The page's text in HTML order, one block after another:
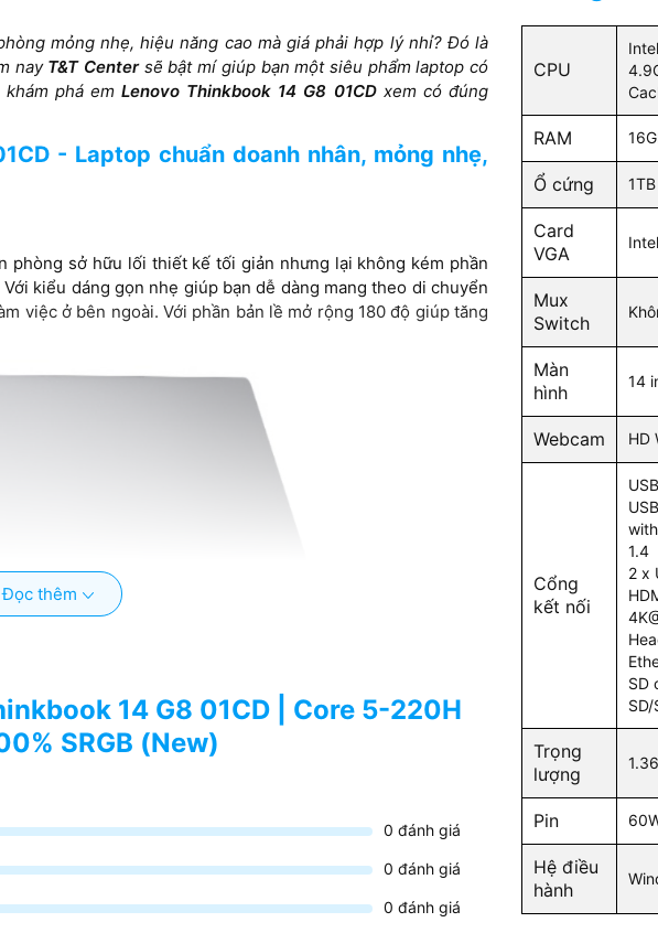
AMD Radeon™ 860M AMD Radeon™ 680M
mỏng nhẹ, hiệu năng cao mà giá phải hợp lý nhỉ? Đó là
nay T&T Centersẽ bật mí giúp bạn một siêu phẩm laptop có
phá em Lenovo Thinkbook 14 G8 01CDxem có đúng
- Laptop chuẩn doanh nhân, mỏng nhẹ,
phòng sở hữu lối thiết kế tối giản nhưng lại không kém phần
kiểu dáng gọn nhẹ giúp bạn dễ dàng mang theo di chuyển
việc ở bên ngoài. Với phần bản lề mở rộng 180 độ giúp tăng
kích thước 14 inch với độ phân giải 2.8K (2800 x 1800) pixel
Đọc thêm
CPU
RAM
Ổ cứng
Card
VGA
Mux
Switch
Màn
hình
14
Webcam HD
Cổng
kết nối
1.4
2 x
SD
Trọng
lượng
Pin
Hệ điều
hành
14 G8 01CD | Core 5-220H
SRGB (New)
0 đánh giá
0 đánh giá
0 đánh giá